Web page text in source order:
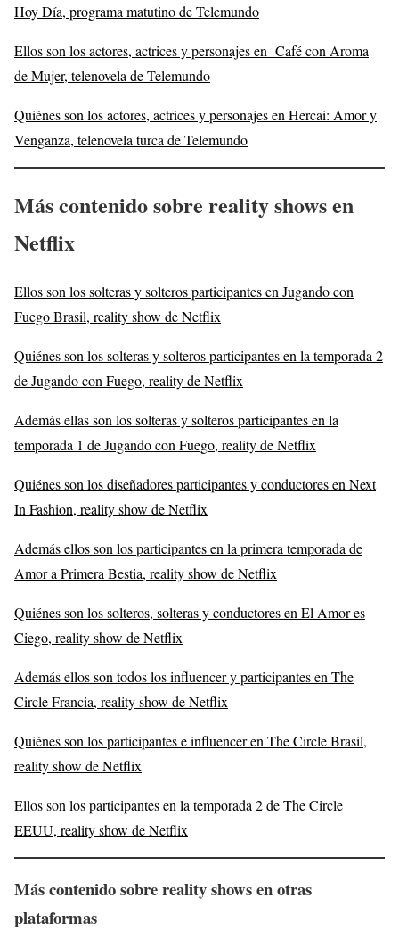
Hoy Día, programa matutino de Telemundo
Ellos son los actores, actrices y personajes en Café con Aroma
de Mujer, telenovela de Telemundo
Quiénes son los actores, actrices y personajes en Hercai: Amor y
Venganza, telenovela turca de Telemundo
Más contenido sobre reality shows en
Netflix
Ellos son los solteras y solteros participantes en Jugando con
Fuego Brasil, reality show de Netflix
Quiénes son los solteras y solteros participantes en la temporada 2
de Jugando con Fuego, reality de Netflix
Además ellas son los solteras y solteros participantes en la
temporada 1 de Jugando con Fuego, reality de Netflix
Quiénes son los diseñadores participantes y conductores en Next
In Fashion, reality show de Netflix
Además ellos son los participantes en la primera temporada de
Amor a Primera Bestia, reality show de Netflix
Quiénes son los solteros, solteras y conductores en El Amor es
Ciego, reality show de Netflix
Además ellos son todos los influencer y participantes en The
Circle Francia, reality show de Netflix
Quiénes son los participantes e influencer en The Circle Brasil,
reality show de Netflix
Ellos son los participantes en la temporada 2 de The Circle
EEUU, reality show de Netflix
Más contenido sobre reality shows en otras
plataformas